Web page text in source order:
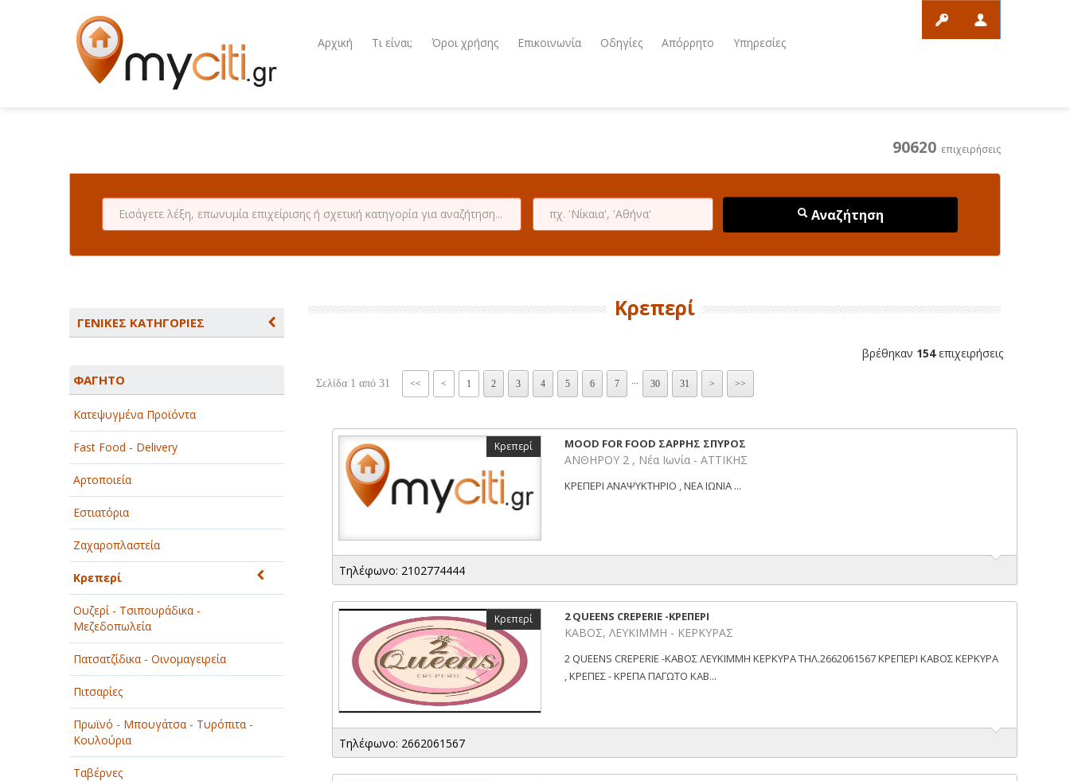
Αρχική Τι είναι; Όροι χρήσης Επικοινωνία Οδηγίες Απόρρητο Υπηρεσίες
90620 επιχειρήσεις
Αναζήτηση
ΓΕΝΙΚΕΣ ΚΑΤΗΓΟΡΙΕΣ
ΑΘΛΗΤΙΣΜΟΣ
ΑΥΤΟΚΙΝΗΤΑ - ΜΗΧΑΝΕΣ - ΣΚΑΦΗ
ΔΙΑΣΚΕΔΑΣΗ - ΨΥΧΑΓΩΓΙΑ - ΤΕΧΝΕΣ
ΔΙΑΦΗΜΙΣΗ - ΜΜΕ
ΕΚΚΛΗΣΙΕΣ - ΦΙΛΑΝΘΡΩΠΙΚΑ
ΣΩΜΑΤΕΙΑ
ΕΚΠΑΙΔΕΥΣΗ - ΣΧΟΛΕΣ
ΕΜΠΟΡΙΟ - ΕΜΠΟΡΙΚΑ ΚΑΤΑΣΤΗΜΑΤΑ
ΕΡΓΟΣΤΑΣΙΑ - ΒΙΟΜΗΧΑΝΙΕΣ
ΞΕΝΟΔΟΧΕΙΑ - ΤΟΥΡΙΣΜΟΣ
ΟΜΟΡΦΙΑ
ΠΑΡΟΧΗ ΥΠΗΡΕΣΙΩΝ
ΤΕΧΝΙΚΑ - ΚΑΤΑΣΚΕΥΑΣΤΙΚΑ
ΦΑΓΗΤΟ
Κατεψυγμένα Προϊόντα
Fast Food - Delivery
Αρτοποιεία
Εστιατόρια
Ζαχαροπλαστεία
Κρεπερί
Ουζερί - Τσιπουράδικα -
Μεζεδοπωλεία
Πατσατζίδικα - Οινομαγειρεία
Πιτσαρίες
Πρωϊνό - Μπουγάτσα - Τυρόπιτα -
Κουλούρια
Ταβέρνες
Κρεπερί
βρέθηκαν 154επιχειρήσεις
Σελίδα 1 από 31 << < 1 2 3 4 5 6 7 ... 30 31 > >>
Κρεπερί MOOD FOR FOOD ΣΑΡΡΗΣ ΣΠΥΡΟΣ
ΑΝΘΗΡΟΥ 2 , Νέα Ιωνία - ΑΤΤΙΚΗΣ
ΚΡΕΠΕΡΙ ΑΝΑΨΥΚΤΗΡΙΟ , ΝΕΑ ΙΩΝΙΑ ...
Τηλέφωνο: 2102774444
Κρεπερί 2 QUEENS CREPERIE -ΚΡΕΠΕΡΙ
ΚΑΒΟΣ, ΛΕΥΚΙΜΜΗ - ΚΕΡΚΥΡΑΣ
2 QUEENS CREPERIE -ΚΑΒΟΣ ΛΕΥΚΙΜΜΗ ΚΕΡΚΥΡΑ ΤΗΛ.2662061567 ΚΡΕΠΕΡΙ ΚΑΒΟΣ ΚΕΡΚΥΡΑ
, ΚΡΕΠΕΣ - ΚΡΕΠΑ ΠΑΓΩΤΟ ΚΑΒ...
Τηλέφωνο: 2662061567